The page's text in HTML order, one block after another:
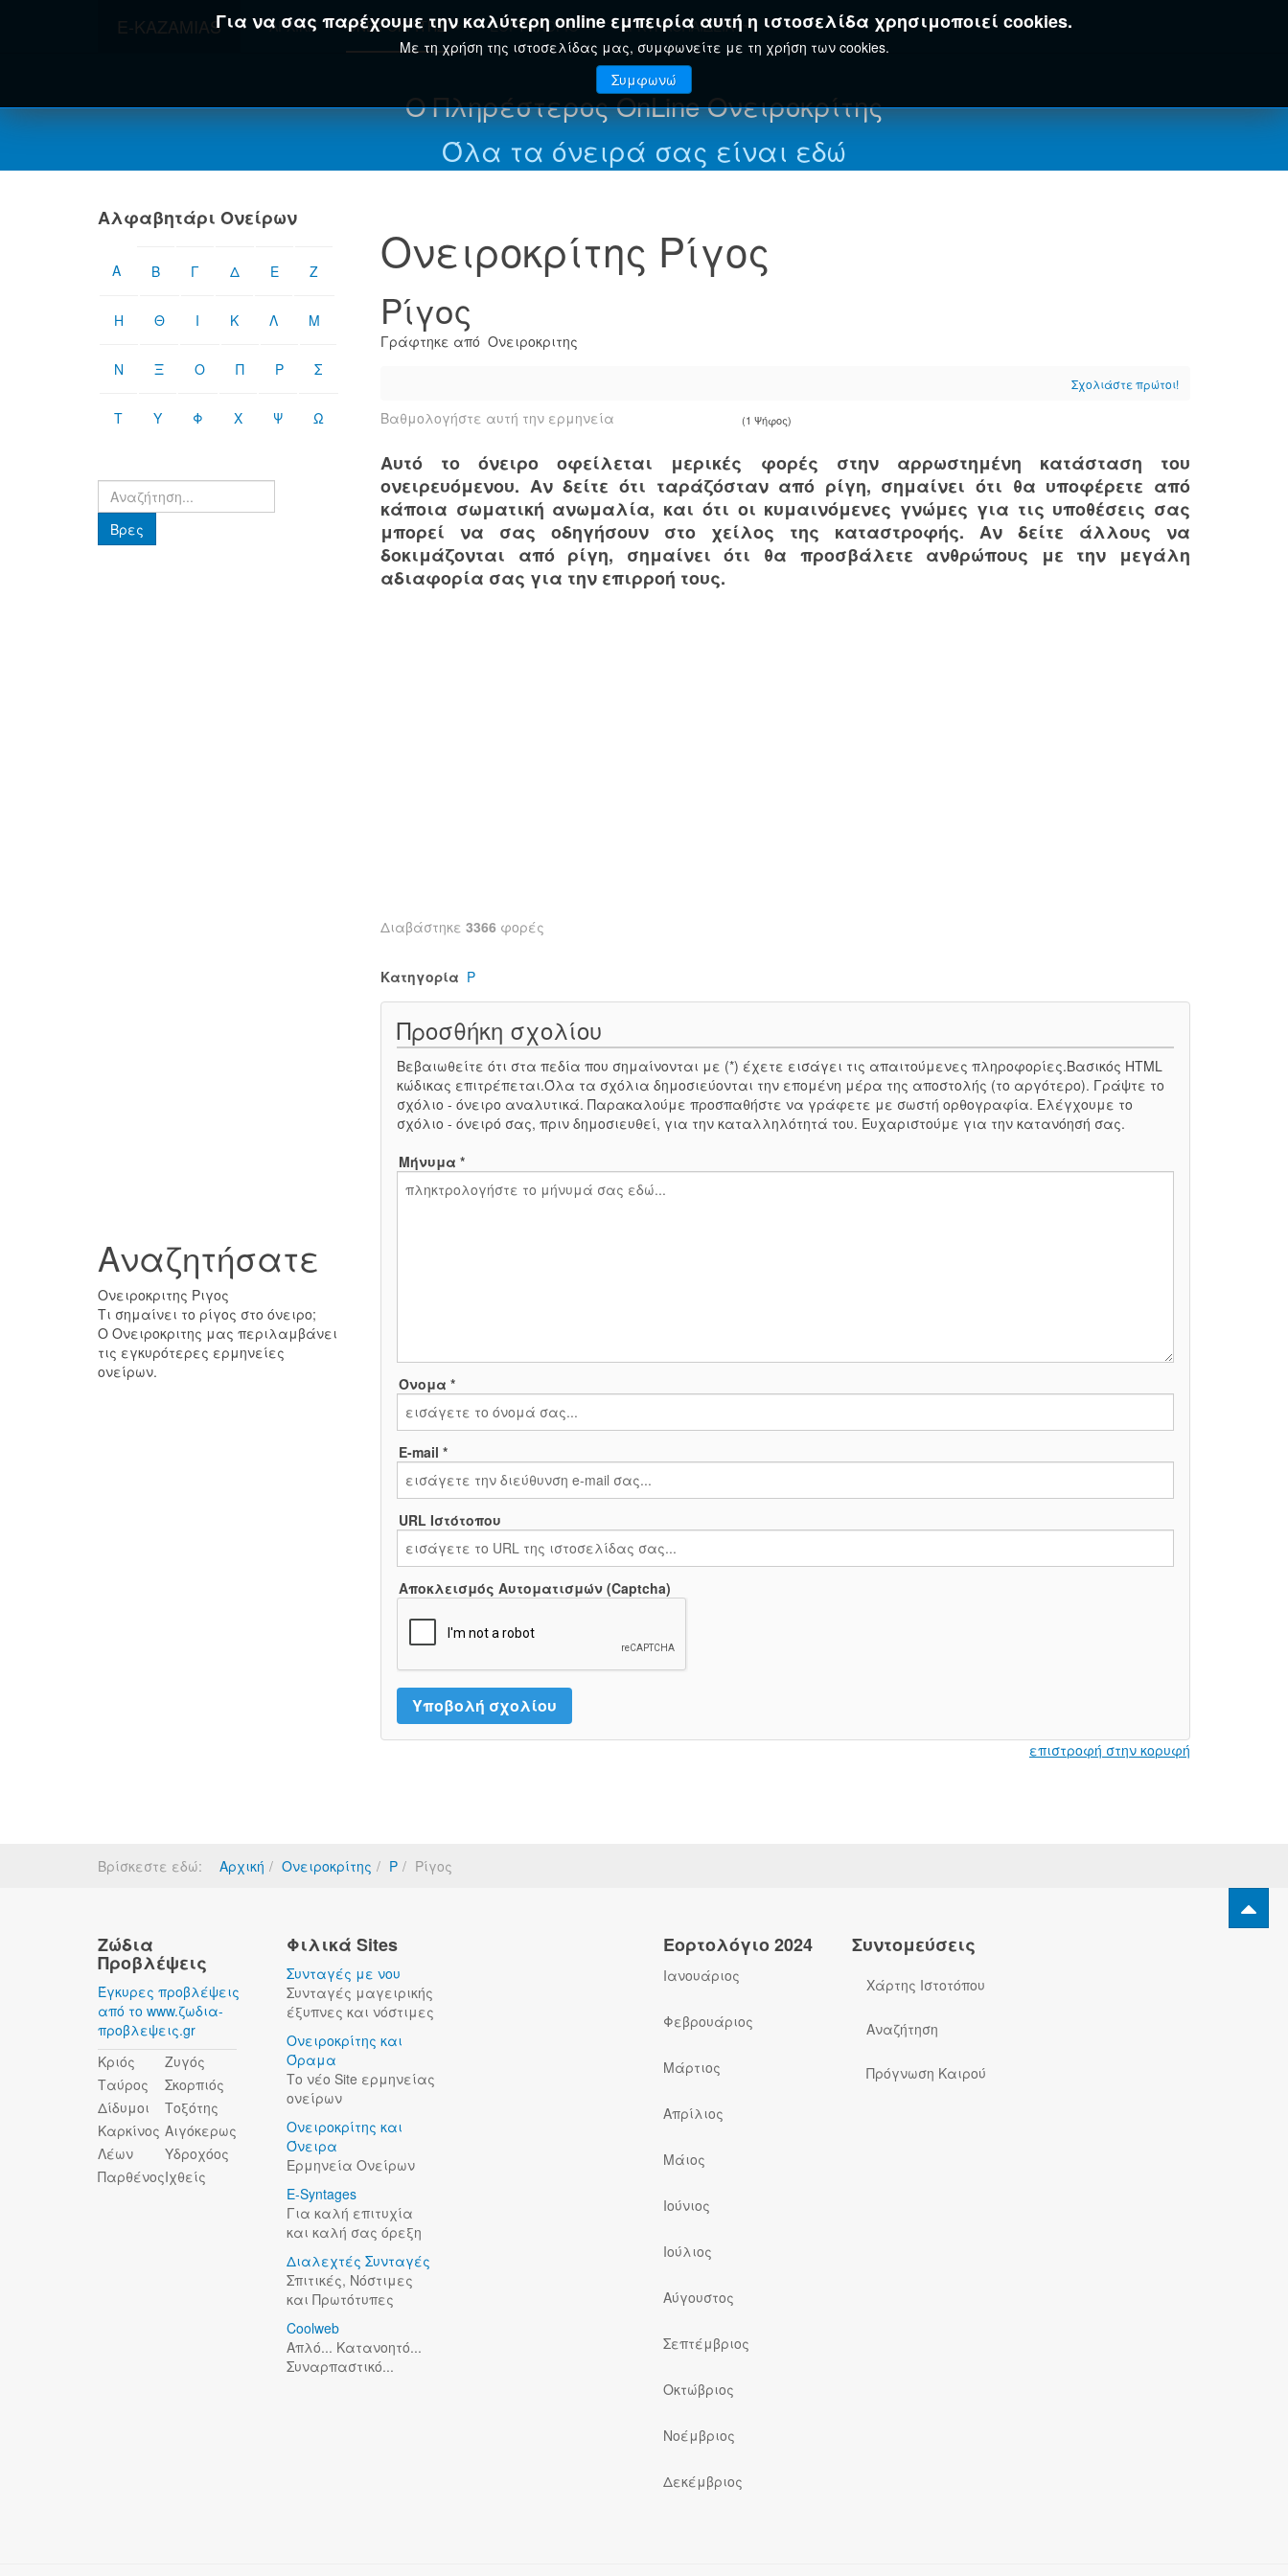
E-KAZAMIASΓια να σας παρέχουμε την καλύτερη online εμπειρία αυτή η ιστοσελίδα χρησιμοποιεί cookies.
Με τη χρήση της ιστοσελίδας μας, συμφωνείτε με τη χρήση των cookies.
Συμφωνώ
ΑΡΧΙΚΉ ΟΝΕΙΡΟΚΡΊΤΗΣ ΕΟΡΤΟΛΌΓΙΟ ΕΓΚΥΚΛΟΠΑΊΔΕΙΑ
Ο Πληρέστερος OnLine Ονειροκρίτης
Όλα τα όνειρά σας είναι εδώ
Ονειροκρίτης Ρίγος
Ρίγος
Γράφτηκε από Ονειροκριτης
Σχολιάστε πρώτοι!
Βαθμολογήστε αυτή την ερμηνεία (1 Ψήφος)
Αυτό το όνειρο οφείλεται μερικές φορές στην αρρωστημένη κατάσταση του
ονειρευόμενου. Αν δείτε ότι ταράζόσταν από ρίγη, σημαίνει ότι θα υποφέρετε από
κάποια σωματική ανωμαλία, και ότι οι κυμαινόμενες γνώμες για τις υποθέσεις σας
μπορεί να σας οδηγήσουν στο χείλος της καταστροφής. Αν δείτε άλλους να
δοκιμάζονται από ρίγη, σημαίνει ότι θα προσβάλετε ανθρώπους με την μεγάλη
αδιαφορία σας για την επιρροή τους.
Διαβάστηκε 3366 φορές
Κατηγορία Ρ
Προσθήκη σχολίου
Βεβαιωθείτε ότι στα πεδία που σημαίνονται με (*) έχετε εισάγει τις απαιτούμενες πληροφορίες.Βασικός HTML
κώδικας επιτρέπεται.Όλα τα σχόλια δημοσιεύονται την επομένη μέρα της αποστολής (το αργότερο). Γράψτε το
σχόλιο - όνειρο αναλυτικά. Παρακαλούμε προσπαθήστε να γράφετε με σωστή ορθογραφία. Ελέγχουμε το
σχόλιο - όνειρό σας, πριν δημοσιευθεί, για την καταλληλότητά του. Ευχαριστούμε για την κατανόησή σας.
Μήνυμα *
Όνομα *
E-mail *
URL Ιστότοπου
Αποκλεισμός Αυτοματισμών (Captcha)
επιστροφή στην κορυφή
Αλφαβητάρι Ονείρων
Α Β Γ Δ Ε Ζ
Η Θ Ι Κ Λ Μ
Ν Ξ Ο Π Ρ Σ
Τ Υ Φ Χ Ψ Ω
Βρες
Βρες
Αναζητήσατε
Ονειροκριτης Ριγος
Τι σημαίνει το ρίγος στο όνειρο;
Ο Ονειροκριτης μας περιλαμβάνει
τις εγκυρότερες ερμηνείες
ονείρων.
Βρίσκεστε εδώ: Αρχική Ονειροκρίτης Ρ Ρίγος
Ζώδια
Προβλέψεις
Έγκυρες προβλέψεις
από το www.ζωδια-
προβλεψεις.gr
Κριός
Ταύρος
Δίδυμοι
Καρκίνος
Λέων
Παρθένος
Ζυγός
Σκορπιός
Τοξότης
Αιγόκερως
Υδροχόος
Ιχθείς
Φιλικά Sites
Συνταγές με νου
Συνταγές μαγειρικής
έξυπνες και νόστιμες
Ονειροκρίτης και
Όραμα
Το νέο Site ερμηνείας
ονείρων
Ονειροκρίτης και
Όνειρα
Ερμηνεία Ονείρων
E-Syntages
Για καλή επιτυχία
και καλή σας όρεξη
Διαλεχτές Συνταγές
Σπιτικές, Νόστιμες
και Πρωτότυπες
Coolweb
Απλό... Κατανοητό...
Συναρπαστικό...
Εορτολόγιο 2024
Ιανουάριος
Φεβρουάριος
Μάρτιος
Απρίλιος
Μάιος
Ιούνιος
Ιούλιος
Αύγουστος
Σεπτέμβριος
Οκτώβριος
Νοέμβριος
Δεκέμβριος
Συντομεύσεις
Χάρτης Ιστοτόπου
Αναζήτηση
Πρόγνωση Καιρού